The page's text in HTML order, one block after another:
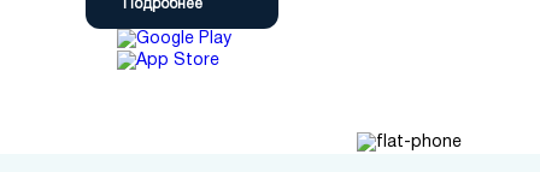
Подробнее